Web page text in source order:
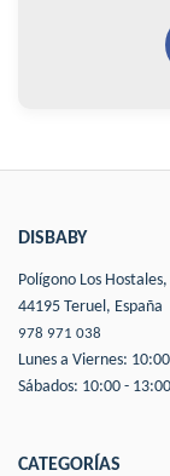
DISBABY
Polígono Los
44195 Teruel, España
978 971 038
Lunes a Viernes:
Sábados: 10:00 - 13:00
CATEGORÍAS